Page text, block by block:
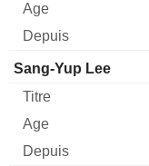
Sang-Yup Lee